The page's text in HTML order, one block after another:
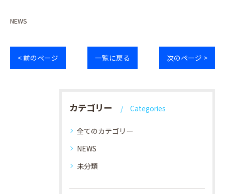
NEWS
< 前のページ 一覧に戻る 次のページ >
カテゴリー Categories
全てのカテゴリー
NEWS
未分類